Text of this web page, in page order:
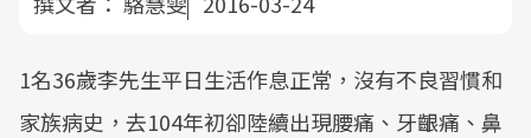
1名36歲李先生平日生活作息正常，沒有不良習慣和
家族病史，去104年初卻陸續出現腰痛、牙齦痛、鼻